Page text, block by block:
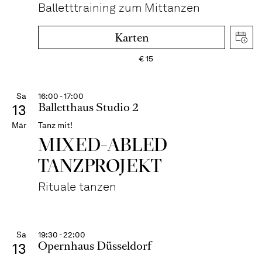
Balletttraining zum Mittanzen
Karten
€15
Sa
13
Mär
16:00 - 17:00
Balletthaus Studio 2
Tanz mit!
MIXED-ABLED
TANZPROJEKT
Rituale tanzen
Sa
13
19:30 - 22:00
Opernhaus Düsseldorf